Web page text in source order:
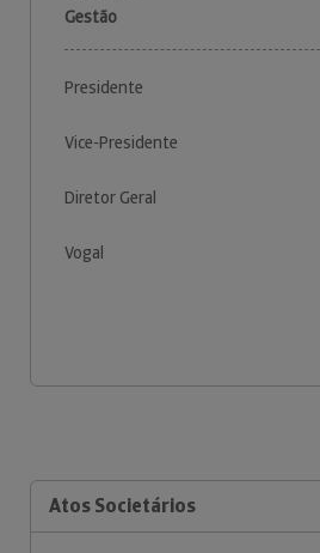
Gestão
Presidente
Vice-Presidente
Diretor Geral
Vogal
Atos Societários